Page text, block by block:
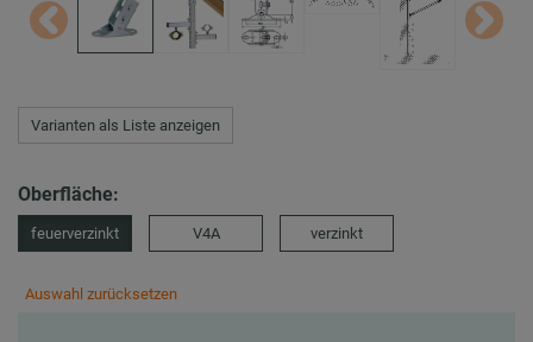
Varianten als Liste anzeigen
Oberfläche:
feuerverzinkt V4A verzinkt
Auswahl zurücksetzen